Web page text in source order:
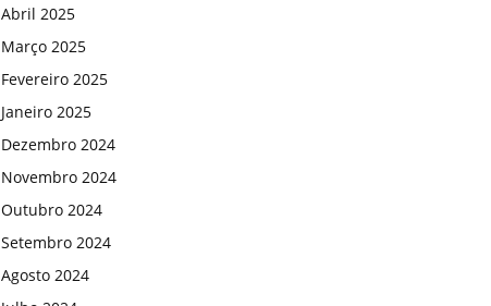
Abril 2025
Março 2025
Fevereiro 2025
Janeiro 2025
Dezembro 2024
Novembro 2024
Outubro 2024
Setembro 2024
Agosto 2024